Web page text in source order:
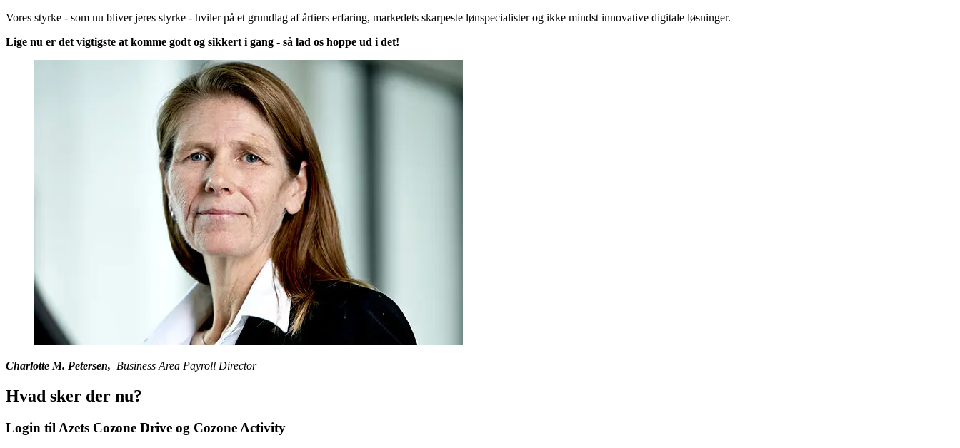
Vores styrke - som nu bliver jeres styrke - hviler på et grundlag af årtiers erfaring, markedets skarpeste lønspecialister og ikke mindst innovative digitale løsninger.
Lige nu er det vigtigste at komme godt og sikkert i gang - så lad os hoppe ud i det!
Charlotte M. Petersen, Business Area Payroll Director
Hvad sker der nu?
Login til Azets Cozone Drive og Cozone Activity